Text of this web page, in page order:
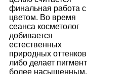
финальная работа с
цветом. Во время
сеанса косметолог
добивается
естественных
природных оттенков
либо делает пигмент
более насыщенным.